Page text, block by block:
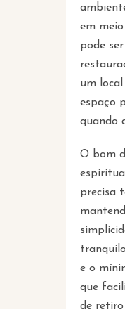
em
pode
um
espaço
quando
O bom
precisa
e o
que
de retiro